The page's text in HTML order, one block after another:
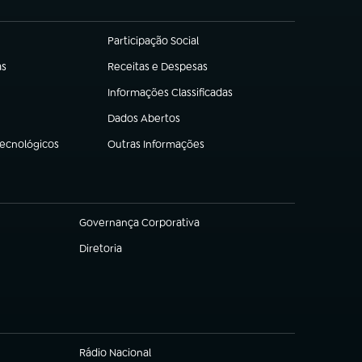
Participação Social
(abre em nova aba)
Receitas e Despesas
(abre em nova aba)
Informações Classificadas
(abre em nova aba)
Dados Abertos
(abre em nova aba)
Outras Informações
(abre em nova aba)
Governança Corporativa
(abre em nova aba)
Diretoria
(abre em nova aba)
Rádio Nacional
(abre em nova aba)